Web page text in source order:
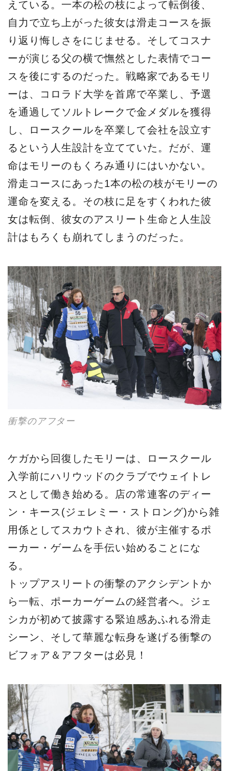
えている。一本の松の枝によって転倒後、
自力で立ち上がった彼女は滑走コースを振
り返り悔しさをにじませる。そしてコスナ
ーが演じる父の横で憮然とした表情でコー
スを後にするのだった。戦略家であるモリ
ーは、コロラド大学を首席で卒業し、予選
を通過してソルトレークで金メダルを獲得
し、ロースクールを卒業して会社を設立す
るという人生設計を立てていた。だが、運
命はモリーのもくろみ通りにはいかない。
滑走コースにあった1本の松の枝がモリーの
運命を変える。その枝に足をすくわれた彼
女は転倒、彼女のアスリート生命と人生設
計はもろくも崩れてしまうのだった。
衝撃のアフター
ケガから回復したモリーは、ロースクール
入学前にハリウッドのクラブでウェイトレ
スとして働き始める。店の常連客のディー
ン・キース(ジェレミー・ストロング)から雑
用係としてスカウトされ、彼が主催するポ
ーカー・ゲームを手伝い始めることにな
る。
トップアスリートの衝撃のアクシデントか
ら一転、ポーカーゲームの経営者へ。ジェ
シカが初めて披露する緊迫感あふれる滑走
シーン、そして華麗な転身を遂げる衝撃の
ビフォア＆アフターは必見！